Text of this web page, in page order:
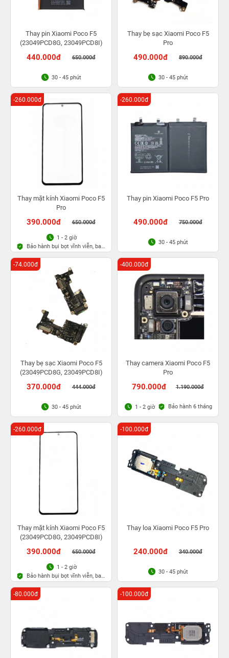
Thay pin Xiaomi Poco F5
(23049PCD8G, 23049PCD8I)
440.000đ 650.000đ
30 - 45 phút
Thay bẹ sạc Xiaomi Poco F5
Pro
490.000đ 890.000đ
30 - 45 phút
Thay mặt kính Xiaomi Poco F5
Pro
390.000đ 650.000đ
-260.000đ
1 - 2 giờ
Bảo hành bụi bọt vĩnh viễn, bao
rơi vỡ kính
Thay pin Xiaomi Poco F5 Pro
490.000đ 750.000đ
-260.000đ
30 - 45 phút
Thay bẹ sạc Xiaomi Poco F5
(23049PCD8G, 23049PCD8I)
370.000đ 444.000đ
-74.000đ
30 - 45 phút
Thay camera Xiaomi Poco F5
Pro
790.000đ 1.190.000đ
-400.000đ
1 - 2 giờ Bảo hành 6 tháng
Thay mặt kính Xiaomi Poco F5
(23049PCD8G, 23049PCD8I)
390.000đ 650.000đ
-260.000đ
1 - 2 giờ
Bảo hành bụi bọt vĩnh viễn, bao
rơi vỡ kính
Thay loa Xiaomi Poco F5 Pro
240.000đ 340.000đ
-100.000đ
30 - 45 phút
-80.000đ -100.000đ